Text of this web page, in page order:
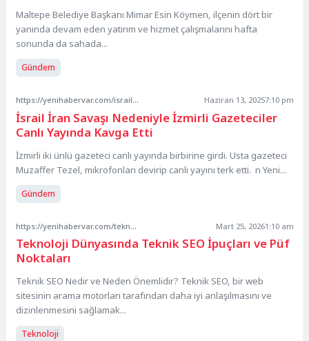
Maltepe Belediye Başkanı Mimar Esin Köymen, ilçenin dört bir
yanında devam eden yatırım ve hizmet çalışmalarını hafta
sonunda da sahada...
Gündem
https://yenihabervar.com/israil-iran-savasi-nedeniyle-izmirli-gazeteciler-canli-yayinda-kavga-etti/ Haziran 13, 20257:10 pm
İsrail İran Savaşı Nedeniyle İzmirli Gazeteciler
Canlı Yayında Kavga Etti
İzmirli iki ünlü gazeteci canlı yayında birbirine girdi. Usta gazeteci
Muzaffer Tezel, mikrofonları devirip canlı yayını terk etti. n Yeni...
Gündem
https://yenihabervar.com/teknoloji-dunyasinda-teknik-seo-ipuclari-ve-puf-noktalari-2/ Mart 25, 20261:10 am
Teknoloji Dünyasında Teknik SEO İpuçları ve Püf
Noktaları
Teknik SEO Nedir ve Neden Önemlidir? Teknik SEO, bir web
sitesinin arama motorları tarafından daha iyi anlaşılmasını ve
dizinlenmesini sağlamak...
Teknoloji